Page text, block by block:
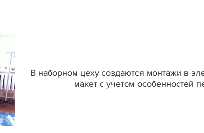
В наборном цеху создаются монтажи в
макет с учетом особенностей